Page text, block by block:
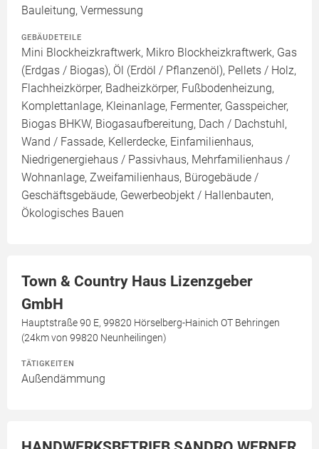
Bauleitung, Vermessung
GEBÄUDETEILE
Mini Blockheizkraftwerk, Mikro Blockheizkraftwerk, Gas
(Erdgas / Biogas), Öl (Erdöl / Pflanzenöl), Pellets / Holz,
Flachheizkörper, Badheizkörper, Fußbodenheizung,
Komplettanlage, Kleinanlage, Fermenter, Gasspeicher,
Biogas BHKW, Biogasaufbereitung, Dach / Dachstuhl,
Wand / Fassade, Kellerdecke, Einfamilienhaus,
Niedrigenergiehaus / Passivhaus, Mehrfamilienhaus /
Wohnanlage, Zweifamilienhaus, Bürogebäude /
Geschäftsgebäude, Gewerbeobjekt / Hallenbauten,
Ökologisches Bauen
Town & Country Haus Lizenzgeber
GmbH
Hauptstraße 90 E, 99820 Hörselberg-Hainich OT Behringen
(24km von 99820 Neunheilingen)
TÄTIGKEITEN
Außendämmung